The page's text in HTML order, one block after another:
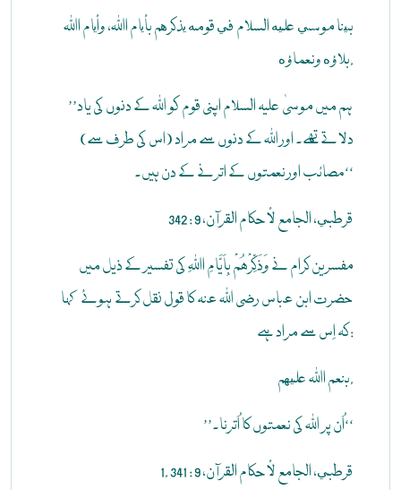
بينا موسي عليه السلام في قومه يذکرهم بأيام اﷲ، وأيام اﷲ
بلاؤه ونعماؤه.
’’ہم میں موسیٰ علیہ السلام اپنی قوم کو اللہ کے دنوں کی یاد
دلاتے تھے۔ اور اللہ کے دنوں سے مراد (اس کی طرف سے)
مصائب اور نعمتوں کے اترنے کے دن ہیں۔‘‘
قرطبي، الجامع لأحکام القرآن، 9 : 342
مفسرین کرام نے وَذَکِّرْھُمْ بِاَیَّامِ اﷲِ کی تفسیر کے ذیل میں
حضرت ابن عباس رضی اللہ عنہ کا قول نقل کرتے ہوئے کہا
کہ اِس سے مراد ہے:
بنعم اﷲ عليهم.
’’اُن پر اللہ کی نعمتوں کا اُترنا۔‘‘
1. قرطبي، الجامع لأحکام القرآن، 9 : 341